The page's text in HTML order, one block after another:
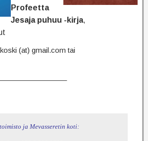
Profeetta
Jesaja puhuu -kirja,
(at) gmail.com tai
ja Mevasseretin koti: